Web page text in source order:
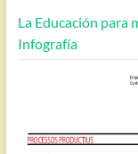
La Educación para
Infografía